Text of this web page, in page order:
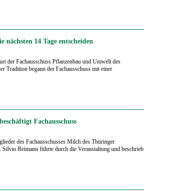
nächsten 14 Tage entscheiden
der Fachausschuss Pflanzenbau und Umwelt des
Tradition begann der Fachausschuss mit einer
Fachausschuss
des Fachausschusses Milch des Thüringer
Reimann führte durch die Veranstaltung und beschrieb